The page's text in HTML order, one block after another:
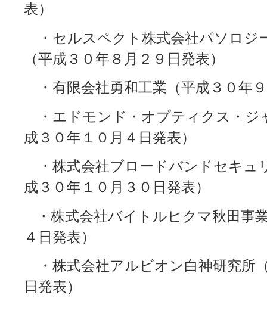
表）
・セルスペクト株式会社パソロジ
（平成３０年８月２９日発表）
・有限会社勇和工業（平成３０年
・エドモンド・オプティクス・ジ
成３０年１０月４日発表）
・株式会社ブロードバンドセキュ
成３０年１０月３０日発表）
・株式会社バイトルヒクマ秋田事
４日発表）
・株式会社アルビオン白神研究所
日発表）